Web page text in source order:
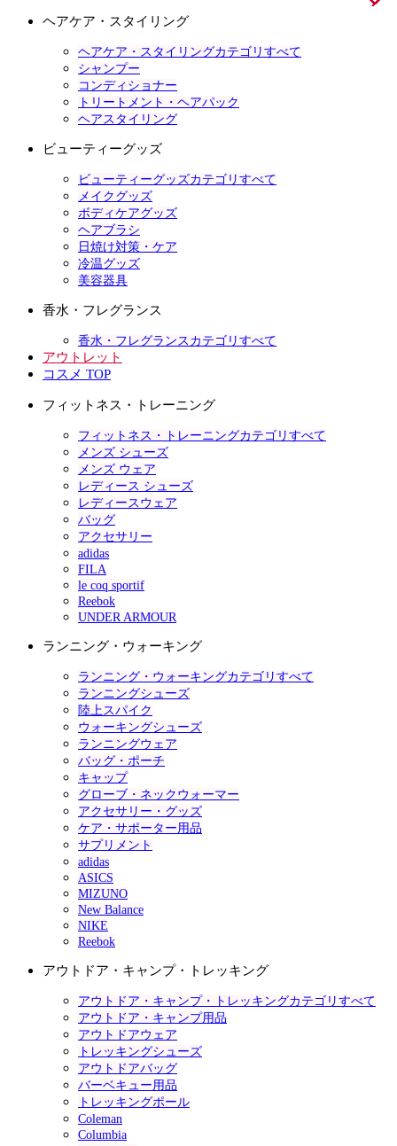
ヘアケア・スタイリング
ヘアケア・スタイリングカテゴリすべて
シャンプー
コンディショナー
トリートメント・ヘアパック
ヘアスタイリング
ビューティーグッズ
ビューティーグッズカテゴリすべて
メイクグッズ
ボディケアグッズ
ヘアブラシ
日焼け対策・ケア
冷温グッズ
美容器具
香水・フレグランス
香水・フレグランスカテゴリすべて
アウトレット
コスメ TOP
フィットネス・トレーニング
フィットネス・トレーニングカテゴリすべて
メンズ シューズ
メンズ ウェア
レディース シューズ
レディースウェア
バッグ
アクセサリー
adidas
FILA
le coq sportif
Reebok
UNDER ARMOUR
ランニング・ウォーキング
ランニング・ウォーキングカテゴリすべて
ランニングシューズ
陸上スパイク
ウォーキングシューズ
ランニングウェア
バッグ・ポーチ
キャップ
グローブ・ネックウォーマー
アクセサリー・グッズ
ケア・サポーター用品
サプリメント
adidas
ASICS
MIZUNO
New Balance
NIKE
Reebok
アウトドア・キャンプ・トレッキング
アウトドア・キャンプ・トレッキングカテゴリすべて
アウトドア・キャンプ用品
アウトドアウェア
トレッキングシューズ
アウトドアバッグ
バーベキュー用品
トレッキングポール
Coleman
Columbia